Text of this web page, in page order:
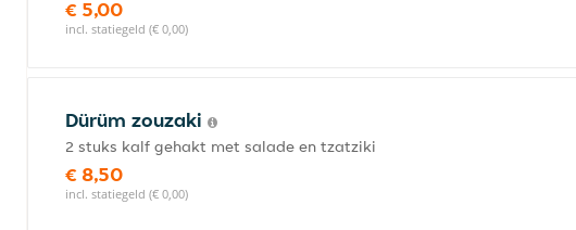
€ 5,00
incl. statiegeld (€ 0,00)
Dürüm zouzaki
2 stuks kalf gehakt met salade en tzatziki
€ 8,50
incl. statiegeld (€ 0,00)